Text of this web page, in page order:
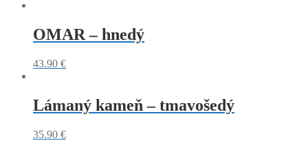
OMAR – hnedý
43.90 €
Lámaný kameň – tmavošedý
35.90 €